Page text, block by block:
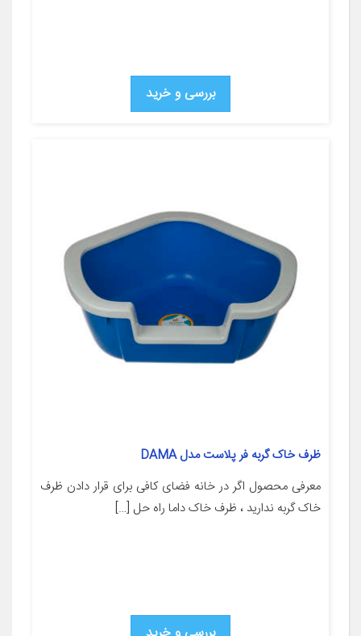
بررسی و خرید
ظرف خاک گربه فر پلاست مدل DAMA
معرفی محصول اگر در خانه فضای کافی برای قرار دادن ظرف
خاک گربه ندارید ، ظرف خاک داما راه حل […]